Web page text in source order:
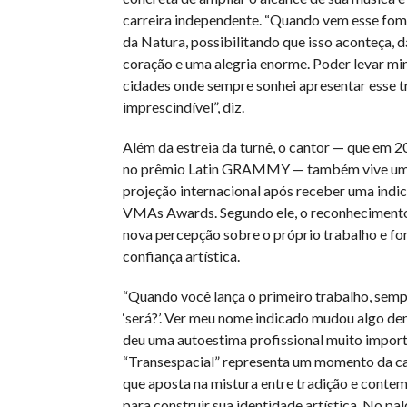
carreira independente. “Quando vem esse
da Natura, possibilitando que isso aconteça,
coração e uma alegria enorme. Poder levar
cidades onde sempre sonhei apresentar esse
imprescindível”, diz.
Além da estreia da turnê, o cantor — que em
no prêmio Latin GRAMMY — também vive
projeção internacional após receber uma
VMAs Awards. Segundo ele, o
nova percepção sobre o próprio trabalho e
confiança artística.
“Quando você lança o primeiro trabalho,
‘será?’. Ver meu nome indicado mudou algo
deu uma autoestima profissional muito
“Transespacial” representa um momento da
que aposta na mistura entre tradição e